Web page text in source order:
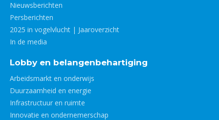
Nieuwsberichten
Persberichten
2025 in vogelvlucht | Jaaroverzicht
In de media
Lobby en belangenbehartiging
Arbeidsmarkt en onderwijs
Duurzaamheid en energie
Infrastructuur en ruimte
Innovatie en ondernemerschap